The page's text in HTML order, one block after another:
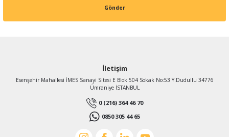
Gönder
İletişim
Esenşehir Mahallesi İMES Sanayi Sitesi E Blok 504 Sokak No:53 Y.Dudullu 34776
Ümraniye İSTANBUL
0 (216) 364 46 70
0850 305 44 65